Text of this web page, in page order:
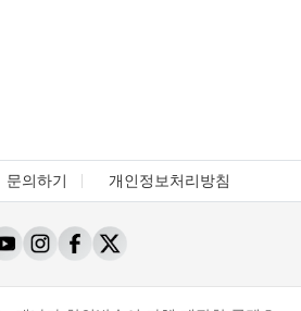
문의하기 개인정보처리방침